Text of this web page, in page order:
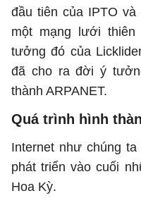
đầu tiên của IPTO
một mạng lưới
tưởng đó của
đã cho ra đời ý
thành ARPANET.
Quá trình hình
Internet như chúng
phát triển vào cuối
Hoa Kỳ.